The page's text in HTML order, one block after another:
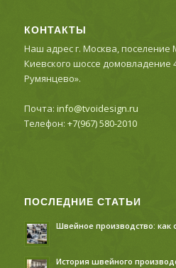
КОНТАКТЫ
Наш адрес г. Москва, поселение
Киевского шоссе домовладение
Румянцево».
Почта: info@tvoidesign.ru
Телефон: +7(967) 580-2010
ПОСЛЕДНИЕ СТАТЬИ
Швейное производство: как
История швейного